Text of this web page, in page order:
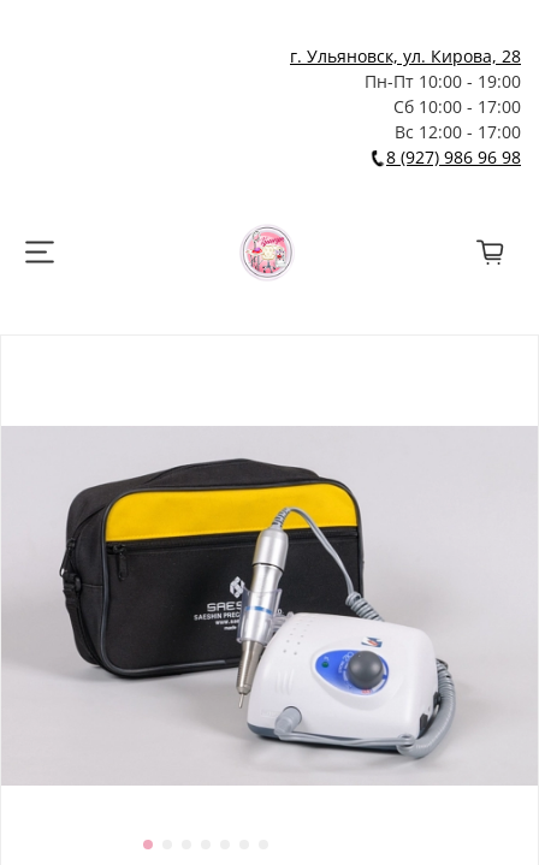
г. Ульяновск, ул. Кирова, 28
Пн-Пт 10:00 - 19:00
Сб 10:00 - 17:00
Вс 12:00 - 17:00
8 (927) 986 96 98